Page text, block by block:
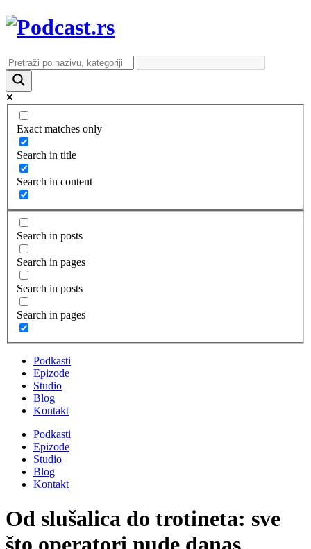
Exact matches only
Search in title
Search in content
Search in posts
Search in pages
Search in posts
Search in pages
Podkasti
Epizode
Studio
Blog
Kontakt
Podkasti
Epizode
Studio
Blog
Kontakt
Od slušalica do trotinetа: sve
što operatori nude danas